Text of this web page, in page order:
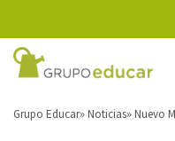
Grupo Educar Noticias Nuevo